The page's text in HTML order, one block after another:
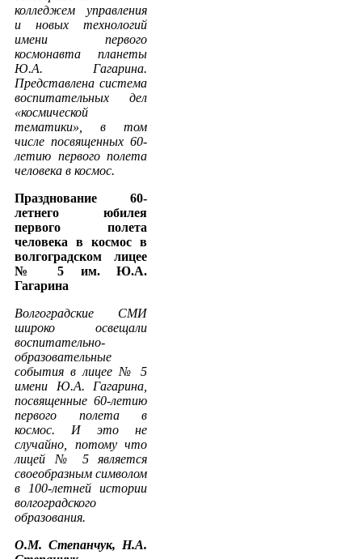
колледжем управления
и новых технологий
имени первого
космонавта планеты
Ю.А. Гагарина.
Представлена система
воспитательных дел
«космической
тематики», в том
числе посвященных 60-
летию первого полета
человека в космос.
Празднование 60-
летнего юбилея
первого полета
человека в космос в
волгоградском лицее
№ 5 им. Ю.А.
Гагарина
Волгоградские СМИ
широко освещали
воспитательно-
образовательные
события в лицее № 5
имени Ю.А. Гагарина,
посвященные 60-летию
первого полета в
космос. И это не
случайно, потому что
лицей № 5 является
своеобразным символом
в 100-летней истории
волгоградского
образования.
О.М. Степанчук, Н.А.